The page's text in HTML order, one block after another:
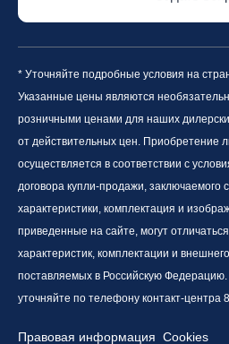
* Уточняйте подробные условия на
Указанные цены являются
розничными ценами для наших
от действительных цен. Приобретение
осуществляется в соответствии с
договора купли-продажи, заключаемого
характеристики, комплектация и
приведенные на сайте, могут
характеристик, комплектации и
поставляемых в Российскую
уточняйте по телефону контакт-центра
Правовая информация Cookies